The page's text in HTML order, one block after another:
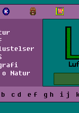
Natur
b c d e f g h i j k